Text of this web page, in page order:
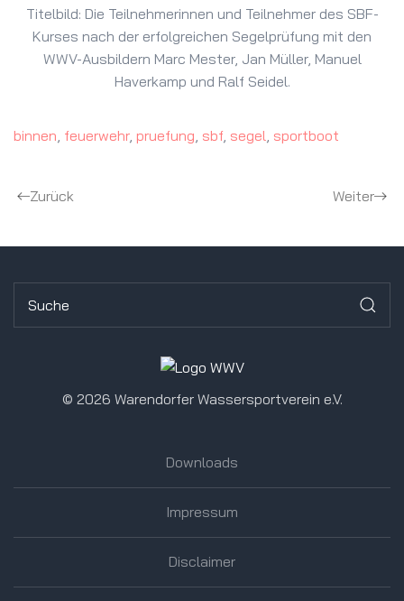
Titelbild: Die Teilnehmerinnen und Teilnehmer des SBF-
Kurses nach der erfolgreichen Segelprüfung mit den
WWV-Ausbildern Marc Mester, Jan Müller, Manuel
Haverkamp und Ralf Seidel.
binnen, feuerwehr, pruefung, sbf, segel, sportboot
Zurück Weiter
© 2026 Warendorfer Wassersportverein e.V.
Downloads
Impressum
Disclaimer